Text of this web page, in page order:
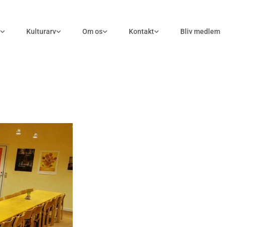
Kulturarv Om os Kontakt Bliv medlem